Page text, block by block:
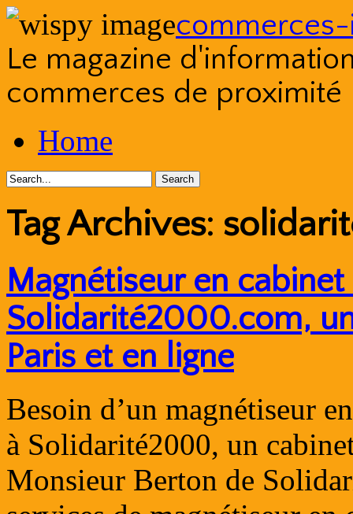
Le magazine
commerces de proximité
to
contentHome
Tag Archives:
Magnétiseur en
Solidarité2000.com,
Paris et en ligne
Besoin d’un magnétiseur
à Solidarité2000, un
Monsieur Berton de